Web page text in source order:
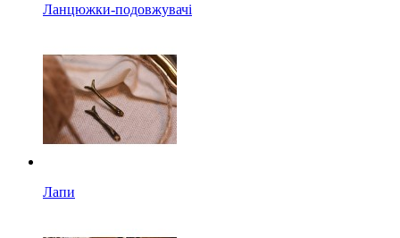
Ланцюжки-подовжувачі
Лапи